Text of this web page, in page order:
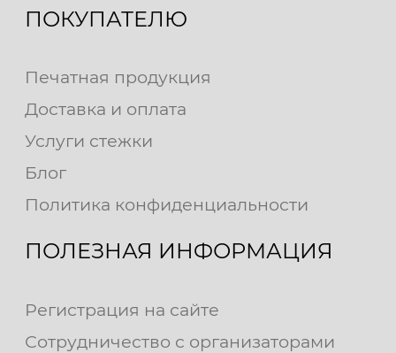
ПОКУПАТЕЛЮ
Печатная продукция
Доставка и оплата
Услуги стежки
Блог
Политика конфиденциальности
ПОЛЕЗНАЯ ИНФОРМАЦИЯ
Регистрация на сайте
Сотрудничество с организаторами